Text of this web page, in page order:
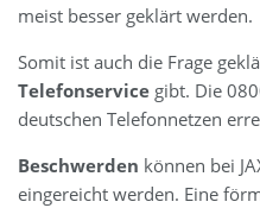
meist besser geklärt werden.
Somit ist auch die Frage
Telefonservice gibt. Die
deutschen Telefonnetzen
Beschwerden können bei
eingereicht werden. Eine